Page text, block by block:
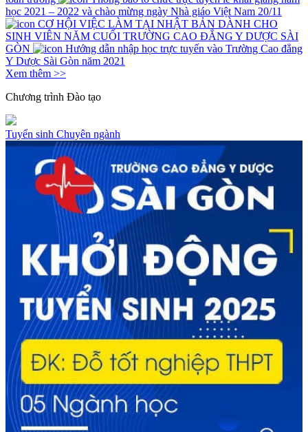
học 2021 – 2022 và chào mừng ngày Nhà giáo Việt Nam 20/11
CƠ HỘI VIỆC LÀM TẠI NHẬT BẢN DÀNH CHO
SINH VIÊN NĂM CUỐI TRƯỜNG CAO ĐẲNG Y DƯỢC SÀI
GÒN
Hướng dẫn nhập học trực tuyến vào Trường Cao đẳng
Y Dược Sài Gòn năm 2021
Xem thêm >>
Chương trình Đào tạo
Tuyển sinh Chuyên ngành